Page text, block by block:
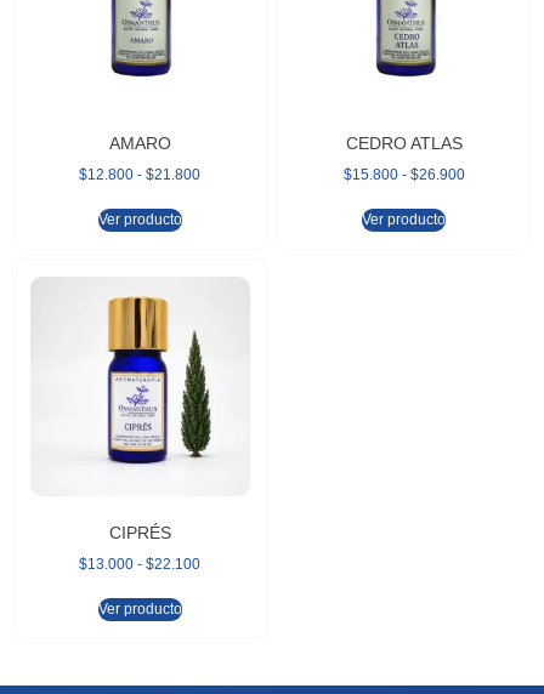
AMARO
$12.800 - $21.800
Ver producto
CEDRO ATLAS
$15.800 - $26.900
Ver producto
CIPRÉS
$13.000 - $22.100
Ver producto